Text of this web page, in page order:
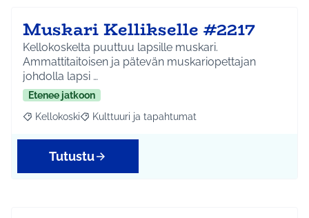
Muskari Kellikselle #2217
Kellokoskelta puuttuu lapsille muskari.
Ammattitaitoisen ja pätevän muskariopettajan
johdolla lapsi …
Etenee jatkoon
Rajaa tulokset aihepiirin mukaan: Kellokoski
Kellokoski Rajaa tulokset teeman mukaan: Kulttuuri ja
Kulttuuri ja tapahtumat
Tutustu